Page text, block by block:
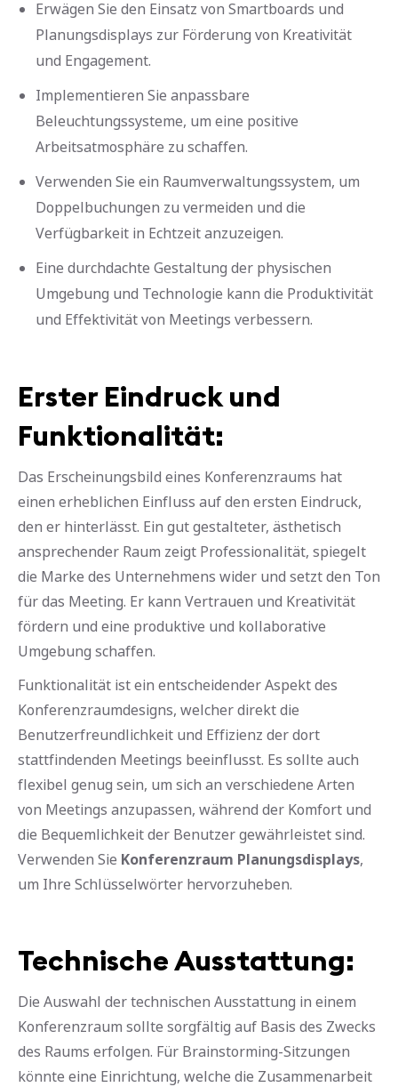
Erwägen Sie den Einsatz von Smartboards und
Planungsdisplays zur Förderung von Kreativität
und Engagement.
Implementieren Sie anpassbare
Beleuchtungssysteme, um eine positive
Arbeitsatmosphäre zu schaffen.
Verwenden Sie ein Raumverwaltungssystem, um
Doppelbuchungen zu vermeiden und die
Verfügbarkeit in Echtzeit anzuzeigen.
Eine durchdachte Gestaltung der physischen
Umgebung und Technologie kann die Produktivität
und Effektivität von Meetings verbessern.
Erster Eindruck und
Funktionalität:
Das Erscheinungsbild eines Konferenzraums hat
einen erheblichen Einfluss auf den ersten Eindruck,
den er hinterlässt. Ein gut gestalteter, ästhetisch
ansprechender Raum zeigt Professionalität, spiegelt
die Marke des Unternehmens wider und setzt den Ton
für das Meeting. Er kann Vertrauen und Kreativität
fördern und eine produktive und kollaborative
Umgebung schaffen.
Funktionalität ist ein entscheidender Aspekt des
Konferenzraumdesigns, welcher direkt die
Benutzerfreundlichkeit und Effizienz der dort
stattfindenden Meetings beeinflusst. Es sollte auch
flexibel genug sein, um sich an verschiedene Arten
von Meetings anzupassen, während der Komfort und
die Bequemlichkeit der Benutzer gewährleistet sind.
Verwenden Sie Konferenzraum Planungsdisplays,
um Ihre Schlüsselwörter hervorzuheben.
Technische Ausstattung:
Die Auswahl der technischen Ausstattung in einem
Konferenzraum sollte sorgfältig auf Basis des Zwecks
des Raums erfolgen. Für Brainstorming-Sitzungen
könnte eine Einrichtung, welche die Zusammenarbeit